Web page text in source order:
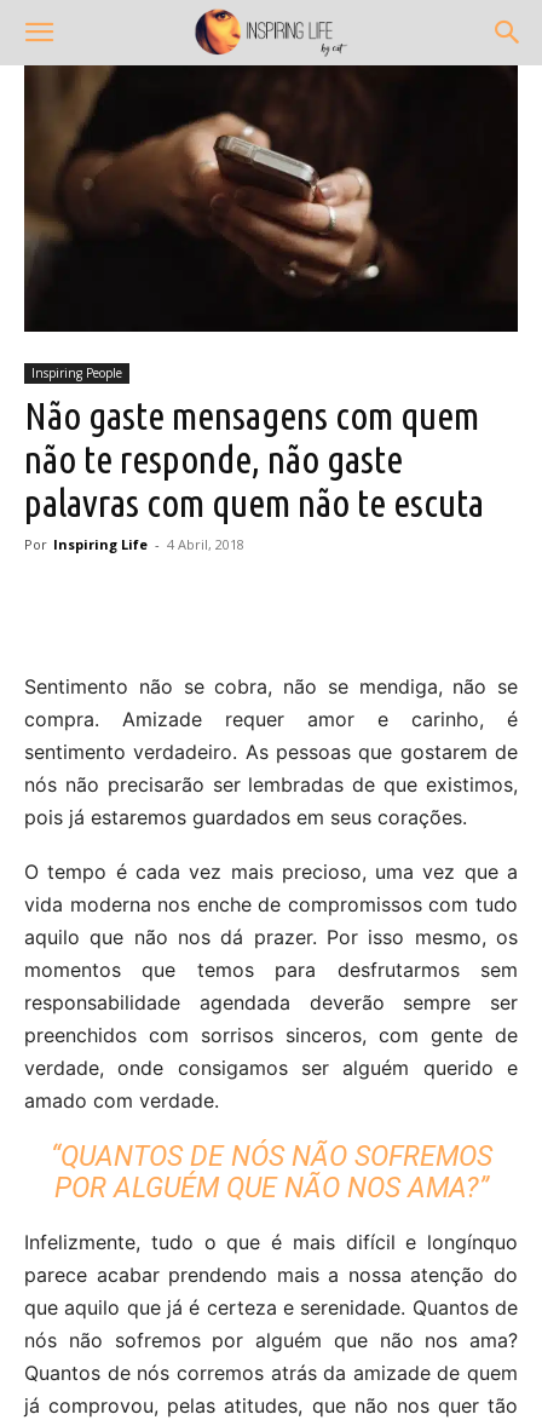
Inspiring People
Não gaste mensagens com quem
não te responde, não gaste
palavras com quem não te escuta
Por Inspiring Life - 4 Abril, 2018
Sentimento não se cobra, não se mendiga, não se
compra. Amizade requer amor e carinho, é
sentimento verdadeiro. As pessoas que gostarem de
nós não precisarão ser lembradas de que existimos,
pois já estaremos guardados em seus corações.
O tempo é cada vez mais precioso, uma vez que a
vida moderna nos enche de compromissos com tudo
aquilo que não nos dá prazer. Por isso mesmo, os
momentos que temos para desfrutarmos sem
responsabilidade agendada deverão sempre ser
preenchidos com sorrisos sinceros, com gente de
verdade, onde consigamos ser alguém querido e
amado com verdade.
“QUANTOS DE NÓS NÃO SOFREMOS
POR ALGUÉM QUE NÃO NOS AMA?”
Infelizmente, tudo o que é mais difícil e longínquo
parece acabar prendendo mais a nossa atenção do
que aquilo que já é certeza e serenidade. Quantos de
nós não sofremos por alguém que não nos ama?
Quantos de nós corremos atrás da amizade de quem
já comprovou, pelas atitudes, que não nos quer tão